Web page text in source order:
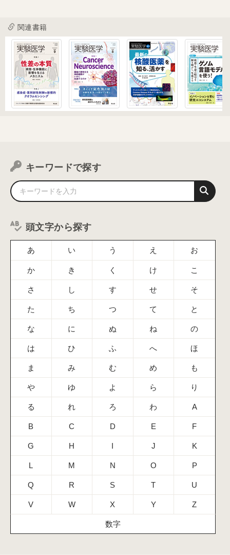
関連書籍
キーワードで探す
頭文字から探す
あ い う え お
か き く け こ
さ し す せ そ
た ち つ て と
な に ぬ ね の
は ひ ふ へ ほ
ま み む め も
や ゆ よ ら り
る れ ろ わ A
B C D E F
G H I J K
L M N O P
Q R S T U
V W X Y Z
数字